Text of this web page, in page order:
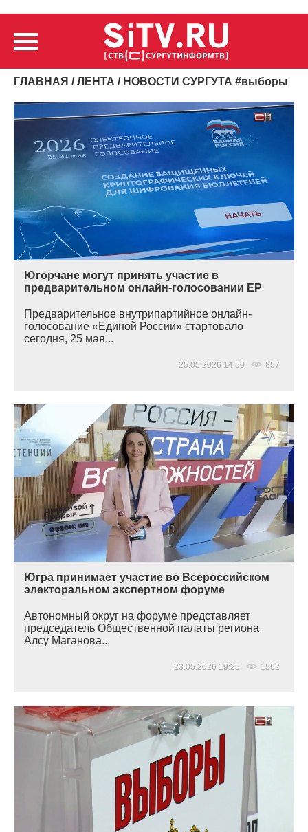
ГЛАВНАЯ /ЛЕНТА / НОВОСТИ СУРГУТА #выборы
Югорчане могут принять участие в
предварительном онлайн-голосовании ЕР
Предварительное внутрипартийное онлайн-
голосование «Единой России» стартовало
сегодня, 25 мая...
25.05.2026 14:50 857
Югра принимает участие во Всероссийском
электоральном экспертном форуме
Автономный округ на форуме представляет
председатель Общественной палаты региона
Алсу Маганова...
23.05.2026 19:25 1562